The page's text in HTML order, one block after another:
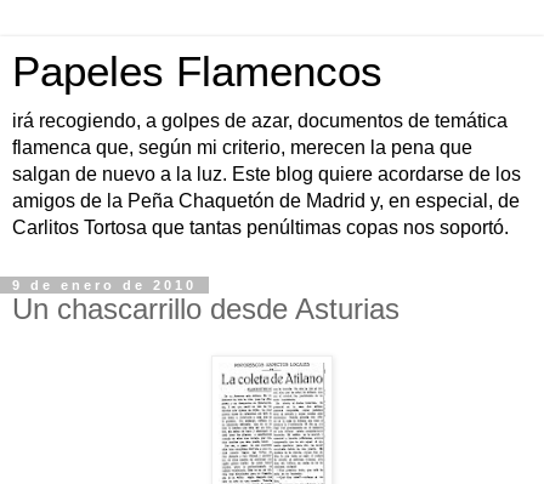
Papeles Flamencos
irá recogiendo, a golpes de azar, documentos de temática
flamenca que, según mi criterio, merecen la pena que
salgan de nuevo a la luz. Este blog quiere acordarse de los
amigos de la Peña Chaquetón de Madrid y, en especial, de
Carlitos Tortosa que tantas penúltimas copas nos soportó.
9 de enero de 2010
Un chascarrillo desde Asturias